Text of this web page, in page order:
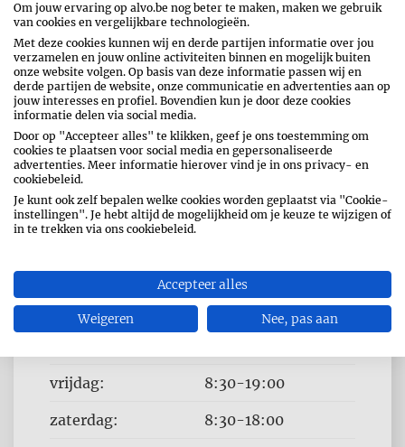
OPENINGSUREN
Dag
Time
maandag:
dinsdag: 8:30-19:00
woensdag: 8:30-19:00
vrijdag: 8:30-19:00
zaterdag: 8:30-18:00
Om jouw ervaring op alvo.be nog beter te maken, maken we gebruik
van cookies en vergelijkbare technologieën.
Met deze cookies kunnen wij en derde partijen informatie over jou
verzamelen en jouw online activiteiten binnen en mogelijk buiten
onze website volgen. Op basis van deze informatie passen wij en
derde partijen de website, onze communicatie en advertenties aan op
jouw interesses en profiel. Bovendien kun je door deze cookies
informatie delen via social media.
Door op "Accepteer alles" te klikken, geef je ons toestemming om
cookies te plaatsen voor social media en gepersonaliseerde
advertenties. Meer informatie hierover vind je in ons privacy- en
cookiebeleid.
Je kunt ook zelf bepalen welke cookies worden geplaatst via "Cookie-
instellingen". Je hebt altijd de mogelijkheid om je keuze te wijzigen of
in te trekken via ons cookiebeleid.
Accepteer alles
Weigeren Nee, pas aan